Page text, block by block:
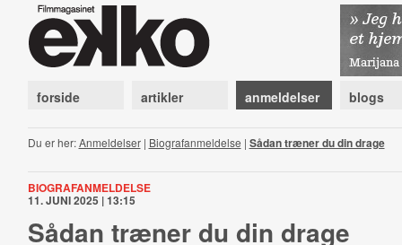
forside artikler anmeldelser blogs
Du er her:Anmeldelser| Biografanmeldelse | Sådan træner du din drage
BIOGRAFANMELDELSE
11. JUNI 2025 | 13:15
Sådan træner du din drage